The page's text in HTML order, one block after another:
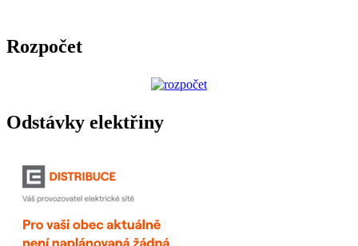
Rozpočet
Odstávky elektřiny